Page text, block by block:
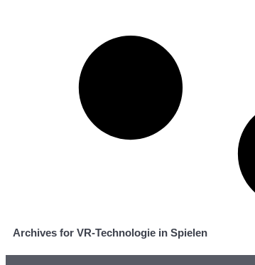
Archives for VR-Technologie in Spielen